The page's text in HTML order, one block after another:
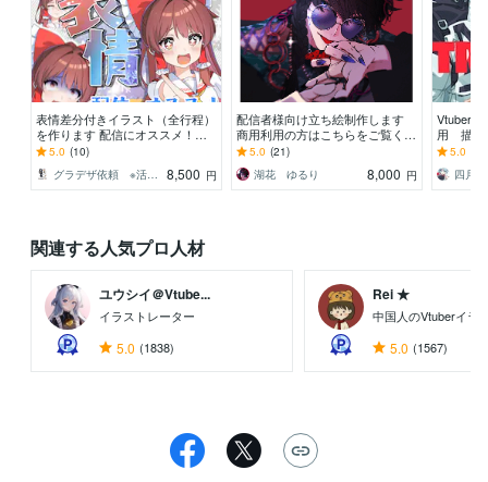
表情差分付きイラスト（全行程）
を作ります 配信にオススメ！演
出に合わせたイラストを全行程お
作りします！
5.0 (10)
8,500 円
配信者様向け立ち絵制作します
商用利用の方はこちらをご覧くだ
さい
5.0 (21)
湖花 ゆるり
8,000 円
Vtuber・
用 描き
き（腰
5.0
四月
関連する人気プロ人材
ユウシイ＠Vtube...
イラストレーター
5.0 (1838)
Rei ★
中国人のVtuberイラ
5.0 (1567)